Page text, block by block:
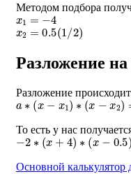
Методом подбора
x1=−4
x2 =0.5 (1/ )
Разложение
Разложение
a ∗(x−x1)∗ (x−x2)=0
То есть у нас
−2∗(x+4)∗(x−0.5)=0
Основной калькулятор